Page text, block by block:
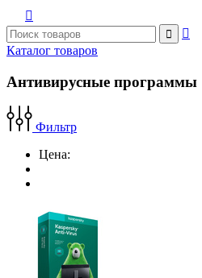



Каталог товаров
Антивирусные программы
Фильтр
Цена: